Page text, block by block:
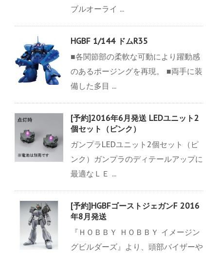
ブルオーライ ...
HGBF 1/144 ドムR35
■各関節部の柔軟な可動により躍動感
のあるポージングを再現。 ■両手に装
備した多目 ...
[予約]2016年6月発送 LEDユニット2
個セット（ピンク）
ガンプラLEDユニット2個セット（ピ
ンク）ガンプラのディテールアップに
最適なＬＥ ...
[予約]HGBFゴーストジェガンF 2016
年8月発送
『ＨＯＢＢＹ ＨＯＢＢＹ イメージン
グビルダーズ』より、頭部バイザーや